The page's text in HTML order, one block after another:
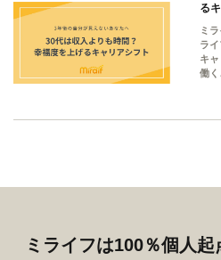
る
ミ
ラ
キ
働く
ミライフは100％個人